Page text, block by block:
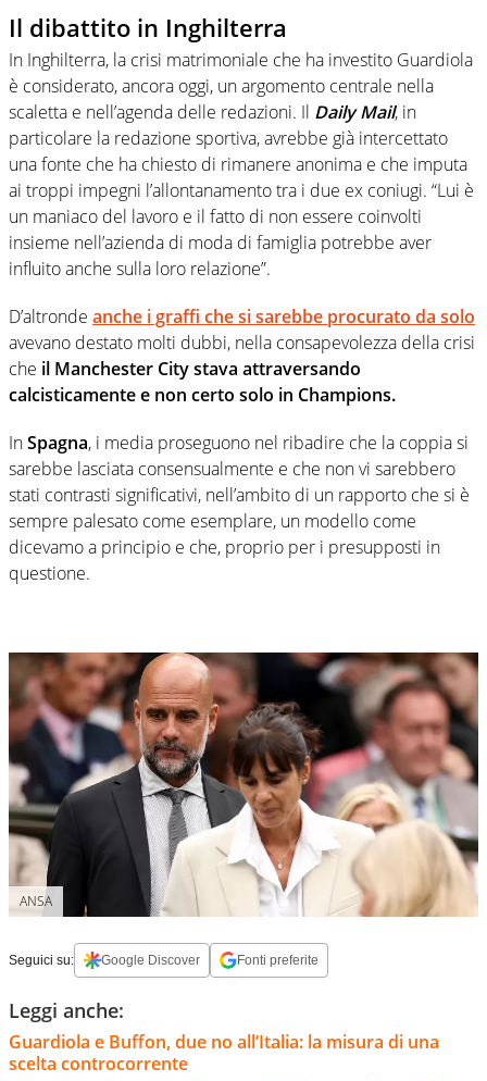
Il dibattito in Inghilterra
In Inghilterra, la crisi matrimoniale che ha investito Guardiola
è considerato, ancora oggi, un argomento centrale nella
scaletta e nell’agenda delle redazioni. Il Daily Mail, in
particolare la redazione sportiva, avrebbe già intercettato
una fonte che ha chiesto di rimanere anonima e che imputa
ai troppi impegni l’allontanamento tra i due ex coniugi. “Lui è
un maniaco del lavoro e il fatto di non essere coinvolti
insieme nell’azienda di moda di famiglia potrebbe aver
influito anche sulla loro relazione”.
D’altronde anche i graffi che si sarebbe procurato da solo
avevano destato molti dubbi, nella consapevolezza della crisi
che il Manchester City stava attraversando
calcisticamente e non certo solo in Champions.
InSpagna, i media proseguono nel ribadire che la coppia si
sarebbe lasciata consensualmente e che non vi sarebbero
stati contrasti significativi, nell’ambito di un rapporto che si è
sempre palesato come esemplare, un modello come
dicevamo a principio e che, proprio per i presupposti in
questione.
ANSA
Seguici su: Google Discover Fonti preferite
Leggi anche:
Guardiola e Buffon, due no all’Italia: la misura di una
scelta controcorrente